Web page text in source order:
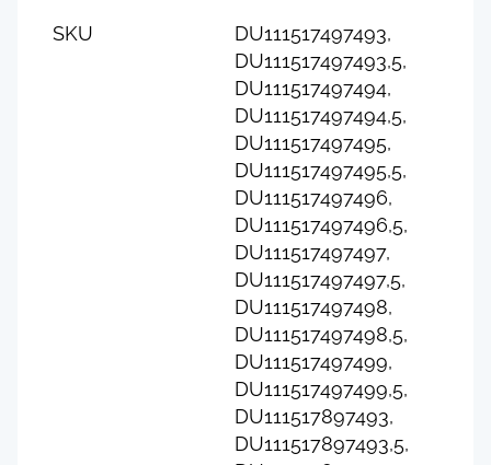
SKU
DU111517497493,
DU111517497493,5,
DU111517497494,
DU111517497494,5,
DU111517497495,
DU111517497495,5,
DU111517497496,
DU111517497496,5,
DU111517497497,
DU111517497497,5,
DU111517497498,
DU111517497498,5,
DU111517497499,
DU111517497499,5,
DU111517897493,
DU111517897493,5,